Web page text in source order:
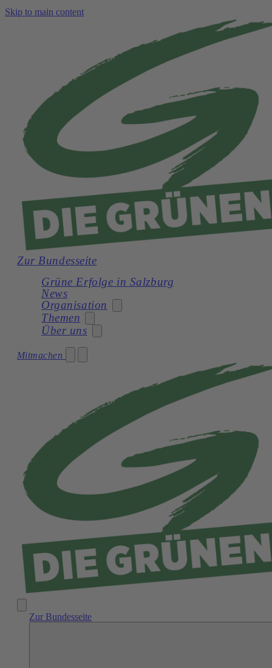
Skip to main content
Zur Bundesseite
Grüne Erfolge in Salzburg
News
Organisation
Stadträtin
Gemeinderatswahl 2024 – Unser Team
Themen
Soziales
Verkehr und Mobilität
Kultur
Natur und Umwelt
Demokratie
Über uns
Unsere Statuten
Geschichte
Mitmachen
Zur Bundesseite